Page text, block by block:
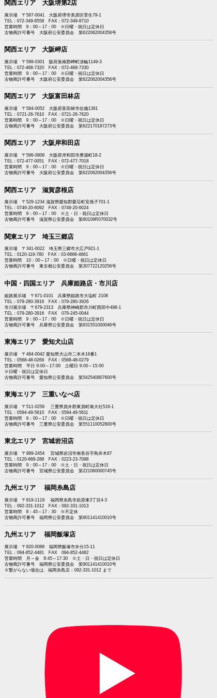
関西エリア 大阪堺第2店
展示場 〒587-0041 大阪府堺市美原区菅生79-1
TEL：072-349-8558 FAX：072-349-8710
営業時間 9：00～17：00 ※日曜・祝日は定休日
古物商許可番号 大阪府公安委員会 第622062004356号
関西エリア 大阪岬店
展示場 〒599-0301 阪府泉南郡岬町淡輪1149-3
TEL：072-468-7320 FAX：072-468-7330
営業時間 9：00～17：00 ※日曜・祝日は定休日
古物商許可番号 大阪府公安委員会 第622062004356号
関西エリア 大阪富田林店
展示場 〒584-0052 大阪府富田林市佐備1391
TEL：0721-26-7610 FAX：0721-26-7620
営業時間 9：00～17：00 ※日曜・祝日は定休日
古物商許可番号 大阪府公安委員会 第622170187273号
関西エリア 大阪岸和田店
展示場 〒596-0806 大阪府岸和田市摩湯町18-2
TEL：072-477-0051 FAX：072-477-7018
営業時間 9：00～17：00 ※日曜・祝日は定休日
古物商許可番号 大阪府公安委員会 第622062004356号
関西エリア 滋賀彦根店
展示場 〒529-1234 滋賀県愛知郡愛荘町安孫子701-1
TEL：0749-20-6092 FAX：0749-20-6024
営業時間 9：00～17：00 ※土・日・祝日は定休日
古物商許可番号 滋賀県公安委員会 第60109R070032号
関東エリア 埼玉三郷店
展示場 〒341-0022 埼玉県三郷市大広戸921-1
TEL：0120-119-780 FAX：03-6666-4661
営業時間 10：00～17：00 ※日曜・祝日は定休日
古物商許可番号 東京都公安委員会 第307722120256号
中国・四国エリア 兵庫姫路店・市川店
姫路展示場 〒671-0101 兵庫県姫路市大塩町 2108
TEL：079-280-3916 FAX：079-280-3926
市川展示場 〒679-2313 兵庫県神崎郡市川町西田中498-1
TEL：079-280-3916 FAX 079-245-0044
営業時間 9：00～17：00 ※日曜・祝日は定休日
古物商許可番号 兵庫県公安委員会 第631551000046号
東海エリア 愛知犬山店
展示場 〒484-0042 愛知県犬山市二本木16番1
TEL：0568-48-0269 FAX：0568-48-0279
営業時間 平日 9:00～17:00 土曜日 9:00～15:00
※日曜・祝日は定休日
古物商許可番号 愛知県公安委員会 第542540807600号
東海エリア 三重いなべ店
展示場 〒511-0256 三重県員弁郡東員町南大社516-1
TEL：0594-49-5610 FAX：0594-49-5611
営業時間 9：00～17：00 ※日曜・祝日は定休日
古物商許可番号 三重県公安委員会 第551110052800号
東北エリア 宮城岩沼店
展示場 〒989-2454 宮城県岩沼市南長谷字鳥井木87
TEL：0120-668-288 FAX：0223-23-7098
営業時間 9：00～17：00 ※土・日・祝日は定休日
古物商許可番号 宮城県公安委員会 第221060000745号
九州エリア 福岡糸島店
展示場 〒819-1119 福岡県糸島市前原東3丁目4-3
TEL：092-331-1012 FAX：092-331-1013
営業時間 8：45～17：30 ※不定休
古物商許可番号 福岡県公安委員会 第901141410010号
九州エリア 福岡飯塚店
展示場 〒820-0088 福岡県飯塚市弁分15-11
TEL：094-852-4481 FAX 094-852-4482
営業時間 月～金 8:45～17:30 ※土・日・祝日は定休日
古物商許可番号 福岡県公安委員会 第901141410010号
※繋がらない場合は、福岡糸島店：092-331-1012 まで